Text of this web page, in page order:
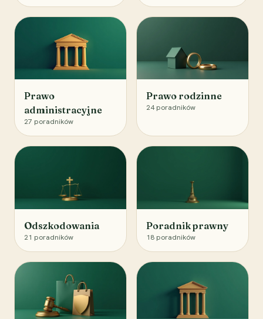
Prawo
administracyjne
27 poradników
Prawo rodzinne
24 poradników
Odszkodowania
21 poradników
Poradnik prawny
18 poradników